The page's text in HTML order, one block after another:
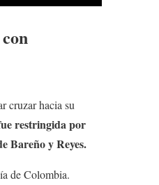
cruzar hacia su
restringida por
Bareño y Reyes.
de Colombia.